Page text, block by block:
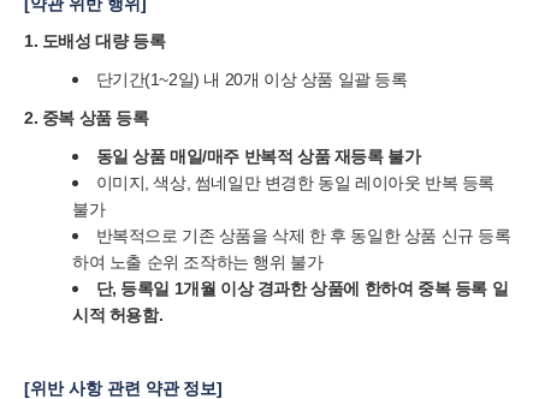
1. 도배성 대량 등록
단기간(1~2일) 내 20개 이상 상품 일괄 등록
2. 중복 상품 등록
동일 상품 매일/매주 반복적 상품 재등록 불가
이미지, 색상, 썸네일만 변경한 동일 레이아웃 반복 등록
불가
반복적으로 기존 상품을 삭제 한 후 동일한 상품 신규 등록
하여 노출 순위 조작하는 행위 불가
단, 등록일 1개월 이상 경과한 상품에 한하여 중복 등록 일
시적 허용함.
[위반 사항 관련 약관 정보]